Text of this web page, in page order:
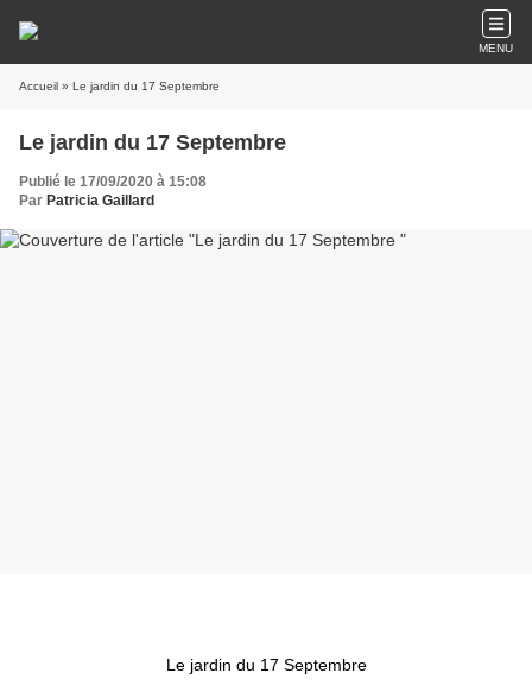
MENU
Accueil » Le jardin du 17 Septembre
Le jardin du 17 Septembre
Publié le 17/09/2020 à 15:08
Par Patricia Gaillard
Le jardin du 17 Septembre